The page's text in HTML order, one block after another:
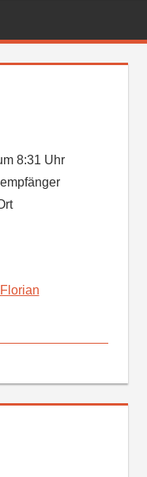
8:31 Uhr
Florian